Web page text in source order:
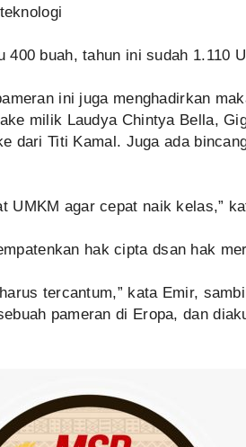
400 buah, tahun ini sudah 1.110
ini juga menghadirkan
milik Laudya Chintya Bella,
dari Titi Kamal. Juga ada
UMKM agar cepat naik kelas,”
hak cipta dsan hak
tercantum,” kata Emir,
pameran di Eropa, dan